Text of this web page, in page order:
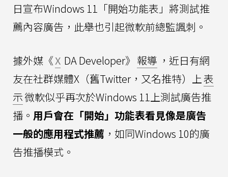
日宣布Windows 11「開始功能表」將測試推
薦內容廣告，此舉也引起微軟前總監諷刺。
據外媒《X DA Developer》 報導 ，近日有網
友在社群媒體X（舊Twitter，又名推特）上表
示微軟似乎再次於Windows 11上測試廣告推
播。 用戶會在「開始」功能表看見像是廣告
一般的應用程式推薦 ，如同Windows 10的廣
告推播模式。